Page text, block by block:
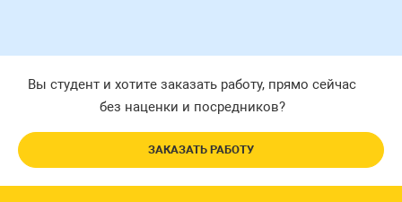
Вы студент и хотите заказать работу, прямо сейчас
без наценки и посредников?
ЗАКАЗАТЬ РАБОТУ